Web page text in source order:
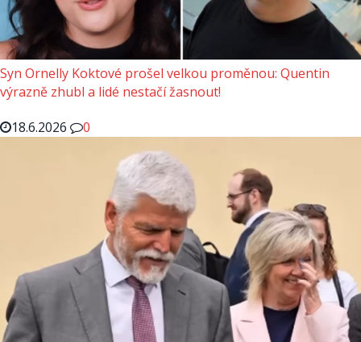
Syn Ornelly Koktové prošel velkou proměnou: Quentin
výrazně zhubl a lidé nestačí žasnout!
18.6.2026
0